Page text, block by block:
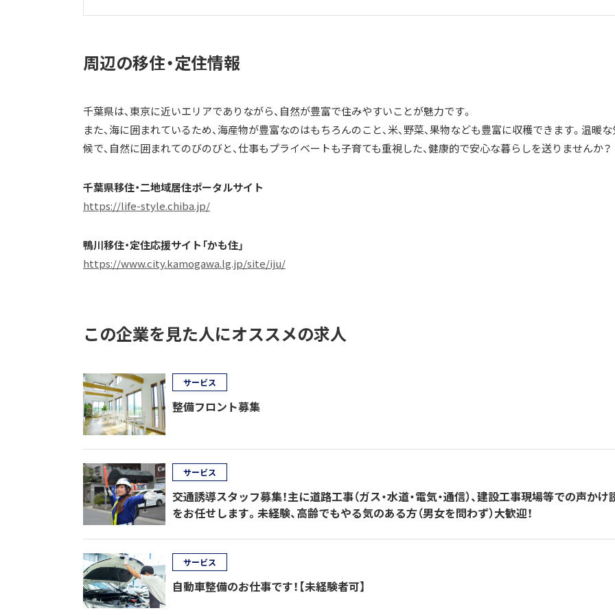
周辺の移住・定住情報
千葉県は、東京に近いエリアでありながら、自然が豊富で住みやすいことが魅力です。
また、海に囲まれているため、海産物が豊富なのはもちろんのこと、米、野菜、果物なども豊富に収穫できます。温暖
候で、自然に囲まれてのびのびと、仕事もプライベートも子育ても重視した、健康的で安心な暮らしを送りませんか？
千葉県移住・二地域居住ポータルサイト
https://life-style.chiba.jp/
鴨川移住・定住応援サイト「かも住」
https://www.city.kamogawa.lg.jp/site/iju/
この企業を見た人にオススメの求人
整備フロント募集
サービス
交通誘導スタッフ募集！主に道路工事（ガス・水道・電気・通信）、建設工事現場等での声かけ
をお任せします。未経験、高齢でもやる気のある方（男女を問わず）大歓迎！
サービス
自動車整備のお仕事です！【未経験者可】
サービス